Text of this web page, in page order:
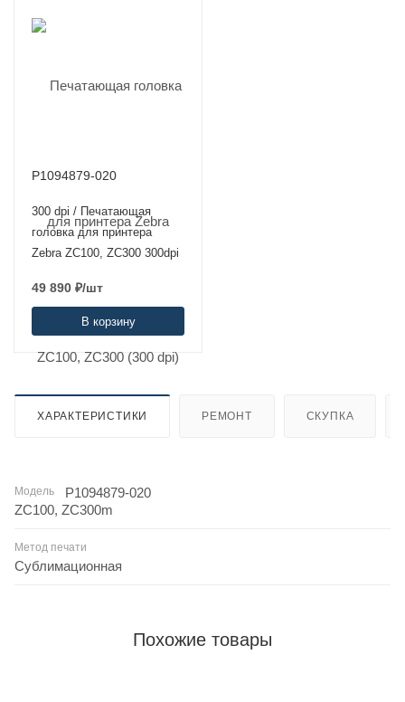
P1094879-020
300 dpi / Печатающая
головка для принтера
Zebra ZC100, ZC300 300dpi
49 890 ₽/шт
В корзину
ХАРАКТЕРИСТИКИ РЕМОНТ СКУПКА
Модель
ZC100, ZC300m
Метод печати
Сублимационная
Похожие товары